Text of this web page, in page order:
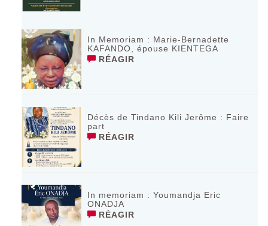
In Memoriam : Marie-Bernadette
KAFANDO, épouse KIENTEGA
RÉAGIR
Décès de Tindano Kili Jerôme : Faire
part
RÉAGIR
In memoriam : Youmandja Eric
ONADJA
RÉAGIR